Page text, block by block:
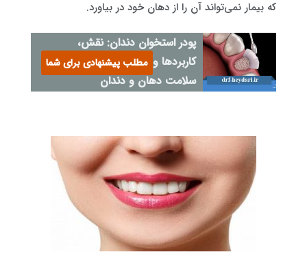
که بیمار نمی‌تواند آن را از دهان خود در بیاورد.
پودر استخوان دندان: نقش،
کاربردها و اهمیت در بهبود
سلامت دهان و دندان
مطلب پیشنهادی برای شما